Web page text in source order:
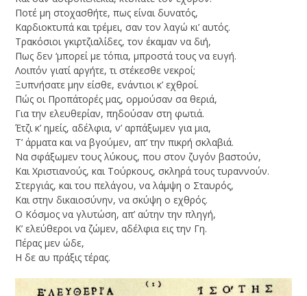
Ποτέ μη στοχασθήτε, πως είναι δυνατός,
Kαρδιοκτυπά και τρέμει, σαν τον λαγώ κι’ αυτός.
Τρακόσιοι γκιρτζιαλίδες, τον έκαμαν να διή,
Πως δεν ‘μπορεί με τόπια, μπροστά τους να ευγή.
Λοιπόν γιατί αργήτε, τι στέκεσθε νεκροί;
Ξυπνήσατε μην είσθε, ενάντιοι κ’ εχθροί.
Πώς οι Προπάτορές μας, ορμούσαν σα θεριά,
Για την ελευθερίαν, πηδούσαν στη φωτιά.
Έτζι κ’ ημείς, αδέλφια, ν’ αρπάξωμεν για μια,
T’ άρματα και να βγούμεν, απ’ την πικρή σκλαβιά.
Να σφάξωμεν τους λύκους, που στον ζυγόν βαστούν,
Kαι Χριστιανούς, και Τούρκους, σκληρά τους τυραννούν.
Στεργιάς, και του πελάγου, να λάμψη ο Σταυρός,
Kαι στην δικαιοσύνην, να σκύψη ο εχθρός.
O Kόσμος να γλυτώση, απ’ αύτην την πληγή,
K’ ελεύθεροι να ζώμεν, αδέλφια εις την Γη.
Πέρας μεν ώδε,
H δε αυ πράξις τέρας.